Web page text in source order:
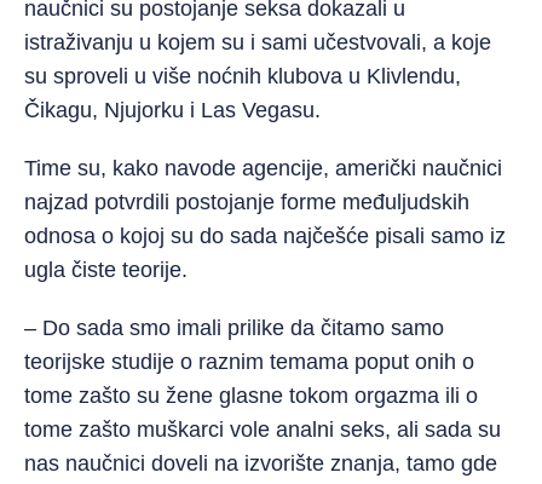
naučnici su postojanje seksa dokazali u
istraživanju u kojem su i sami učestvovali, a koje
su sproveli u više noćnih klubova u Klivlendu,
Čikagu, Njujorku i Las Vegasu.
Time su, kako navode agencije, američki naučnici
najzad potvrdili postojanje forme međuljudskih
odnosa o kojoj su do sada najčešće pisali samo iz
ugla čiste teorije.
– Do sada smo imali prilike da čitamo samo
teorijske studije o raznim temama poput onih o
tome zašto su žene glasne tokom orgazma ili o
tome zašto muškarci vole analni seks, ali sada su
nas naučnici doveli na izvorište znanja, tamo gde